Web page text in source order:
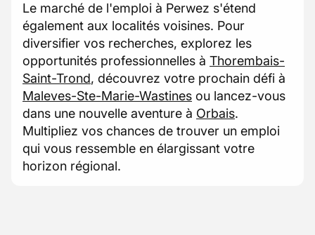
Le marché de l'emploi à Perwez s'étend
également aux localités voisines. Pour
diversifier vos recherches, explorez les
opportunités professionnelles à Thorembais-
Saint-Trond, découvrez votre prochain défi à
Maleves-Ste-Marie-Wastines ou lancez-vous
dans une nouvelle aventure à Orbais.
Multipliez vos chances de trouver un emploi
qui vous ressemble en élargissant votre
horizon régional.